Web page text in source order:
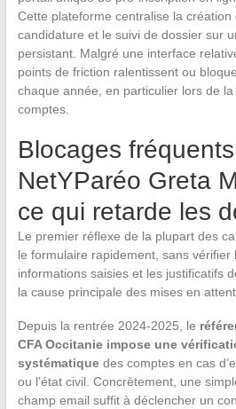
Cette plateforme centralise la
candidature et le suivi de dossier sur
persistant. Malgré une interface
points de friction ralentissent ou
chaque année, en particulier lors de
comptes.
Blocages
NetYParéo Greta
ce qui retarde les
Le premier réflexe de la plupart des
le formulaire rapidement, sans vérifier
informations saisies et les justificatifs
la cause principale des mises en
Depuis la rentrée 2024-2025, le
CFA Occitanie impose une
systématiquedes comptes en cas
ou l’état civil. Concrètement, une
champ email suffit à déclencher un